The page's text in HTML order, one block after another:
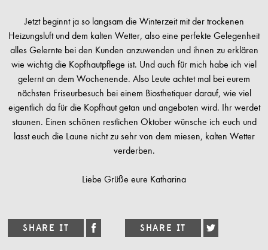
Jetzt beginnt ja so langsam die Winterzeit mit der trockenen
Heizungsluft und dem kalten Wetter, also eine perfekte Gelegenheit
alles Gelernte bei den Kunden anzuwenden und ihnen zu erklären
wie wichtig die Kopfhautpflege ist. Und auch für mich habe ich viel
gelernt an dem Wochenende. Also Leute achtet mal bei eurem
nächsten Friseurbesuch bei einem Biosthetiquer darauf, wie viel
eigentlich da für die Kopfhaut getan und angeboten wird. Ihr werdet
staunen. Einen schönen restlichen Oktober wünsche ich euch und
lasst euch die Laune nicht zu sehr von dem miesen, kalten Wetter
verderben.
Liebe Grüße eure Katharina